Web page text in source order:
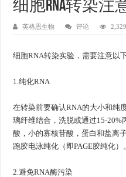
细胞RNA转染注
英格恩生物 评论
细胞RNA转染实验，需要注意以
1.纯化RNA
在转染前要确认RNA的大小和纯
璃纤维结合，洗脱或通过15-
酸，小的寡核苷酸，蛋白和盐离
跑胶电泳纯化（即PAGE胶纯化）。
2.避免RNA酶污染